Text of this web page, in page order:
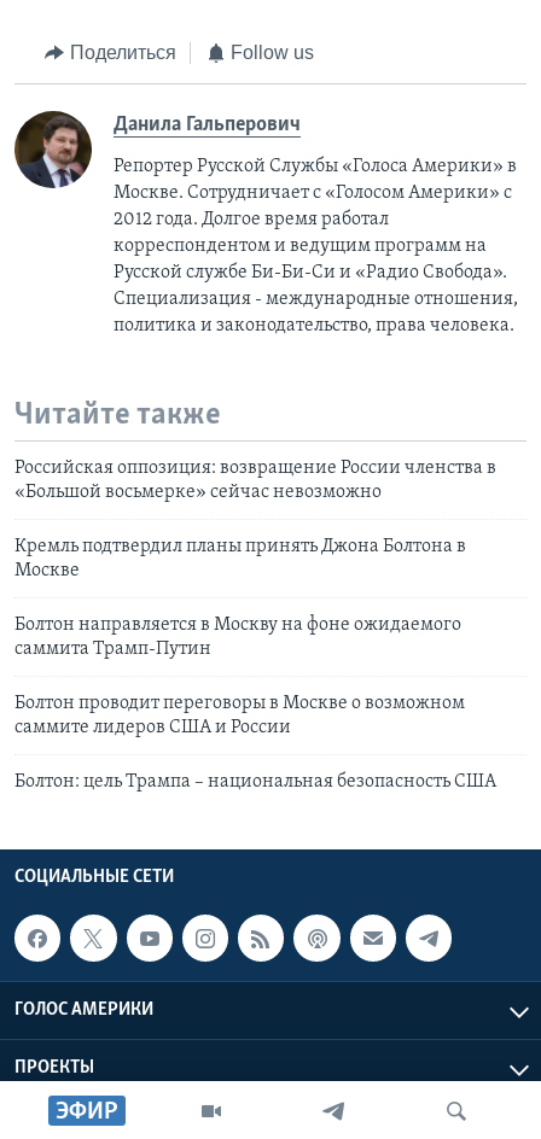
ЭФИР
Поделиться Follow us
Данила Гальперович
Репортер Русской Службы «Голоса Америки» в
Москве. Сотрудничает с «Голосом Америки» с
2012 года. Долгое время работал
корреспондентом и ведущим программ на
Русской службе Би-Би-Си и «Радио Свобода».
Специализация - международные отношения,
политика и законодательство, права человека.
Читайте также
Российская оппозиция: возвращение России членства в
«Большой восьмерке» сейчас невозможно
Кремль подтвердил планы принять Джона Болтона в
Москве
Болтон направляется в Москву на фоне ожидаемого
саммита Трамп-Путин
Болтон проводит переговоры в Москве о возможном
саммите лидеров США и России
Болтон: цель Трампа – национальная безопасность США
СОЦИАЛЬНЫЕ СЕТИ
ГОЛОС АМЕРИКИ
ПРОЕКТЫ